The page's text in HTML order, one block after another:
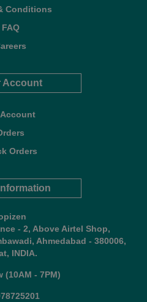
Conditions
FAQ
Account
Orders
- 2, Above Airtel Shop,
Ahmedabad - 380006,
INDIA.
(10AM - 7PM)